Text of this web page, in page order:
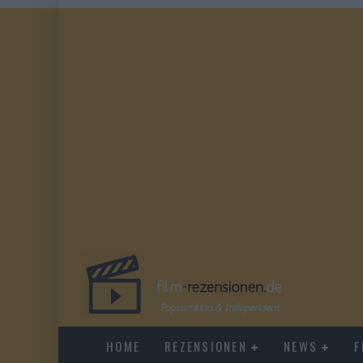
HOME REZENSIONEN NEWS